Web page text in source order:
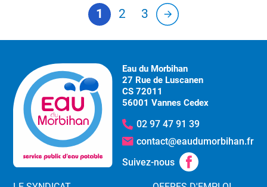
1 2 3
Eau du Morbihan
27 Rue de Luscanen
CS 72011
56001 Vannes Cedex
02 97 47 91 39
contact@eaudumorbihan.fr
Suivez-nous